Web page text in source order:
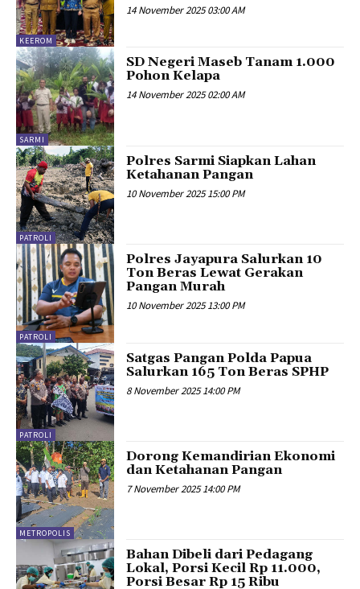
KEEROM
14 November 2025 03:00 AM
SARMI
SD Negeri Maseb Tanam 1.000
Pohon Kelapa
14 November 2025 02:00 AM
PATROLI
Polres Sarmi Siapkan Lahan
Ketahanan Pangan
10 November 2025 15:00 PM
PATROLI
Polres Jayapura Salurkan 10
Ton Beras Lewat Gerakan
Pangan Murah
10 November 2025 13:00 PM
PATROLI
Satgas Pangan Polda Papua
Salurkan 165 Ton Beras SPHP
8 November 2025 14:00 PM
METROPOLIS
Dorong Kemandirian Ekonomi
dan Ketahanan Pangan
7 November 2025 14:00 PM
Bahan Dibeli dari Pedagang
Lokal, Porsi Kecil Rp 11.000,
Porsi Besar Rp 15 Ribu